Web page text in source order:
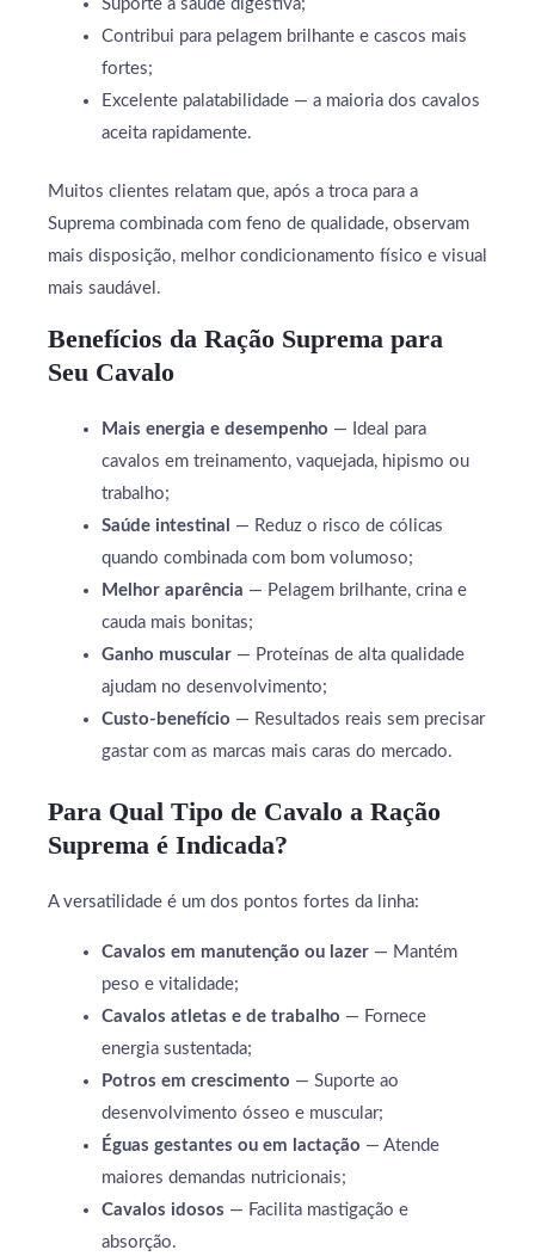
Suporte à saúde digestiva;
Contribui para pelagem brilhante e cascos mais
fortes;
Excelente palatabilidade — a maioria dos cavalos
aceita rapidamente.
Muitos clientes relatam que, após a troca para a
Suprema combinada com feno de qualidade, observam
mais disposição, melhor condicionamento físico e visual
mais saudável.
Benefícios da Ração Suprema para
Seu Cavalo
Mais energia e desempenho — Ideal para
cavalos em treinamento, vaquejada, hipismo ou
trabalho;
Saúde intestinal
— Reduz o risco de cólicas
quando combinada com bom volumoso;
Melhor aparência — Pelagem brilhante, crina e
cauda mais bonitas;
Ganho muscular — Proteínas de alta qualidade
ajudam no desenvolvimento;
Custo-benefício — Resultados reais sem precisar
gastar com as marcas mais caras do mercado.
Para Qual Tipo de Cavalo a Ração
Suprema é Indicada?
A versatilidade é um dos pontos fortes da linha:
Cavalos em manutenção ou lazer — Mantém
peso e vitalidade;
Cavalos atletas e de trabalho — Fornece
energia sustentada;
Potros em crescimento — Suporte ao
desenvolvimento ósseo e muscular;
Éguas gestantes ou em lactação — Atende
maiores demandas nutricionais;
Cavalos idosos — Facilita mastigação e
absorção.